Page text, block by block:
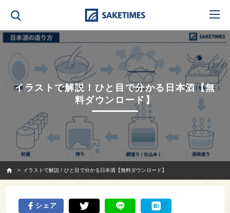
イラストで解説！ひと目で分かる日本酒【無料ダウンロード】
イラストで解説！ひと目で分かる日本酒【無
料ダウンロード】
シェア